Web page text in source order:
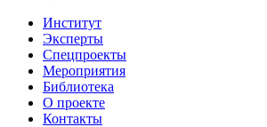
Институт
Эксперты
Спецпроекты
Мероприятия
Библиотека
О проекте
Контакты